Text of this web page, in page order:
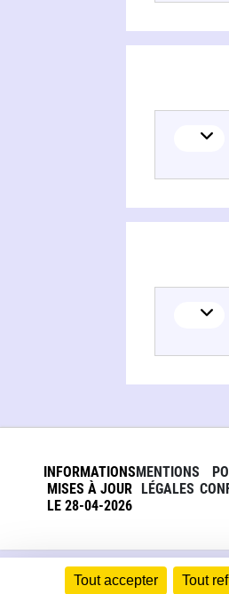
Tout accepter Tout
INFORMATIONS
MISES À JOUR
LE 28-04-2026
MENTIONS
LÉGALES